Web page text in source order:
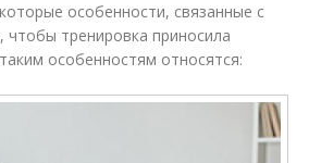
особенности, связанные с
чтобы тренировка приносила
особенностям относятся: